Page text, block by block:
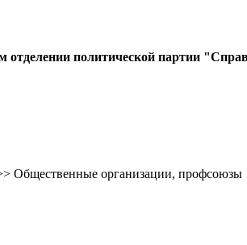
отделении политической партии
Общественные организации, профсоюзы